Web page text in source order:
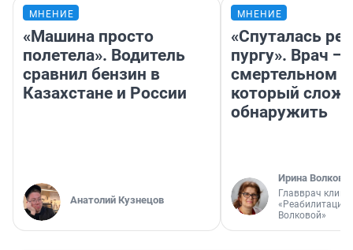
МНЕНИЕ
«Машина просто
полетела». Водитель
сравнил бензин в
Казахстане и России
Анатолий Кузнецов
МНЕНИЕ
«Спуталась
пургу». Врач —
смертельном
который
обнаружить
Ирина Волкова
Главврач
«Реабилитация
Волковой»